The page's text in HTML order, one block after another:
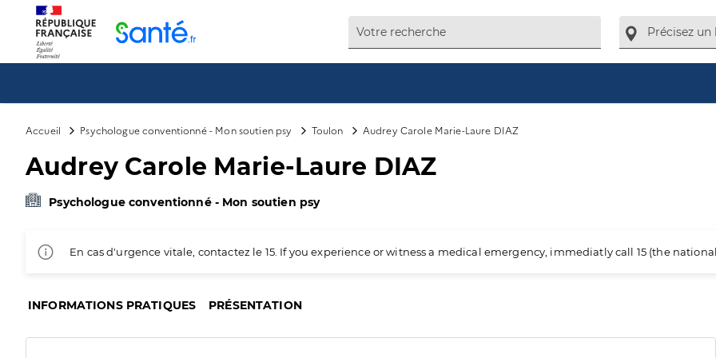
Accueil Psychologue conventionné - Mon soutien psy Toulon Audrey Carole Marie-Laure DIAZ
Audrey Carole Marie-Laure DIAZ
Psychologue conventionné - Mon soutien psy
En cas d'urgence vitale, contactez le 15. If you experience or witness a medical emergency, immediatly call 15 (the
INFORMATIONS PRATIQUES PRÉSENTATION
Panneau de gestion des cookies